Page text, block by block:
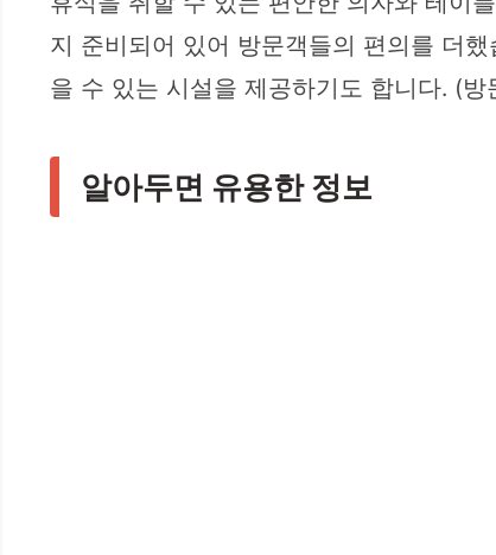
지 준비되어 있어 방문객들의 편의를 더
을 수 있는 시설을 제공하기도 합니다. (
알아두면 유용한 정보